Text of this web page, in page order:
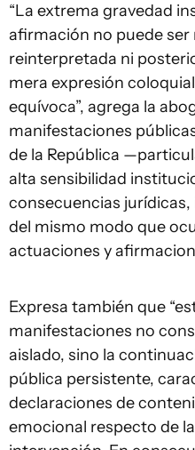
“La extrema gravedad
afirmación no puede ser
reinterpretada ni
mera expresión
equívoca”, agrega la
manifestaciones
de la República
alta sensibilidad
consecuencias
del mismo modo que
actuaciones y
Expresa también que
manifestaciones no
aislado, sino la
pública persistente,
declaraciones de
emocional respecto de